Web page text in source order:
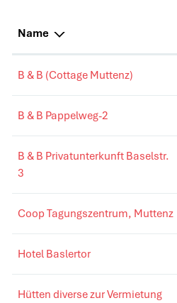
Name
B & B (Cottage Muttenz)
B & B Pappelweg-2
B & B Privatunterkunft Baselstr.
3
Coop Tagungszentrum, Muttenz
Hotel Baslertor
Hütten diverse zur Vermietung